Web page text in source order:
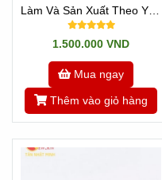
Làm Và Sản Xuất Theo Yêu
Cầu - Mọi Chữ Cái
1.500.000 VND
Mua ngay
Thêm vào giỏ hàng